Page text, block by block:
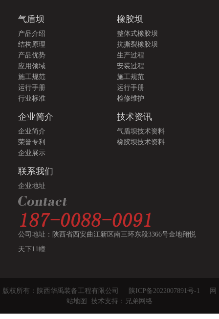
气盾坝
产品介绍
结构原理
产品优势
应用领域
施工规范
运行手册
行业标准
橡胶坝
整体式橡胶坝
抗撕裂橡胶坝
生产过程
安装过程
施工规范
运行手册
检修维护
企业简介
企业简介
荣誉专利
企业展示
技术资讯
气盾坝技术资料
橡胶坝技术资料
联系我们
企业地址
公司地址：陕西省西安曲江新区南三环东段3366号金地翔悦
天下11幢
版权所有：陕西华禹装备工程有限公司 陕ICP备2022007891号-1
网
站地图 技术支持：兄弟网络